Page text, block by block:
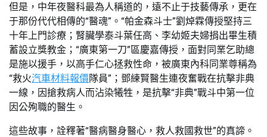
但是，中年夜醫科最為人稱道的，遠不止于技藝傳承，更在
于那份代代相傳的“醫魂”。“帕金森斗士”劉焯霖傳授堅持三
十年上門診療；腎臟學泰斗葉任高、李幼姬夫婦捐出畢生積
蓄設立獎教金；“廣東第一刀”區慶嘉傳授，面對同業乞助總
是施以援手，以高手仁心拯救性命，被廣東內科同業尊稱為
“救火汽車材料報價隊員”；鄧練賢醫生連夜奮戰在抗擊非典
一線，因搶救病人而沾染犧牲，是抗擊“非典”戰斗中第一位
因公殉職的醫生。
這些故事，詮釋著“醫病醫身醫心，救人救國救世”的真諦。